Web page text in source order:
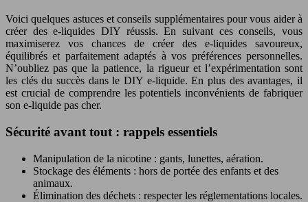
Voici quelques astuces et conseils supplémentaires pour vous aider à
créer des e-liquides DIY réussis. En suivant ces conseils, vous
maximiserez vos chances de créer des e-liquides savoureux,
équilibrés et parfaitement adaptés à vos préférences personnelles.
N’oubliez pas que la patience, la rigueur et l’expérimentation sont
les clés du succès dans le DIY e-liquide. En plus des avantages, il
est crucial de comprendre les potentiels inconvénients de fabriquer
son e-liquide pas cher.
Sécurité avant tout : rappels essentiels
Manipulation de la nicotine : gants, lunettes, aération.
Stockage des éléments : hors de portée des enfants et des
animaux.
Élimination des déchets : respecter les réglementations locales.